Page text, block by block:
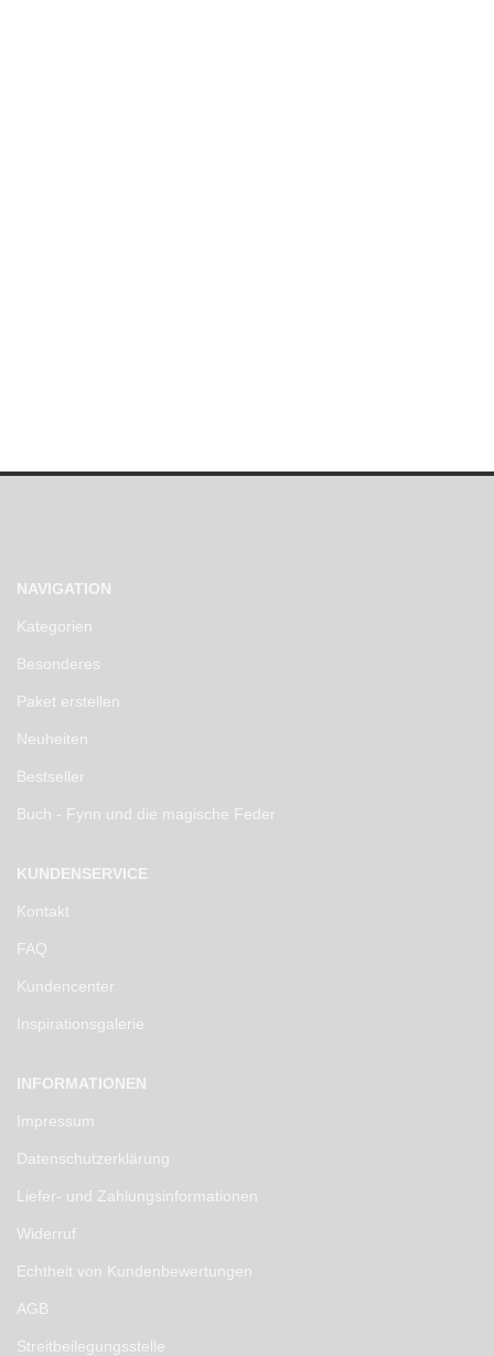
NAVIGATION
Kategorien
Besonderes
Paket erstellen
Neuheiten
Bestseller
Buch - Fynn und die magische Feder
KUNDENSERVICE
Kontakt
FAQ
Kundencenter
Inspirationsgalerie
INFORMATIONEN
Impressum
Datenschutzerklärung
Liefer- und Zahlungsinformationen
Widerruf
Echtheit von Kundenbewertungen
AGB
Streitbeilegungsstelle